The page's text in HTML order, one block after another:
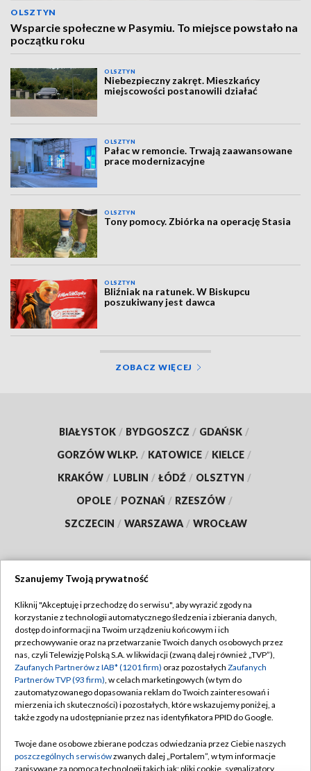
OLSZTYN
Wsparcie społeczne w Pasymiu. To miejsce powstało na
początku roku
OLSZTYN
Niebezpieczny zakręt. Mieszkańcy
miejscowości postanowili działać
OLSZTYN
Pałac w remoncie. Trwają zaawansowane
prace modernizacyjne
OLSZTYN
Tony pomocy. Zbiórka na operację Stasia
OLSZTYN
Bliźniak na ratunek. W Biskupcu
poszukiwany jest dawca
ZOBACZ WIĘCEJ
BIAŁYSTOK / BYDGOSZCZ / GDAŃSK /
GORZÓW WLKP. / KATOWICE / KIELCE /
KRAKÓW / LUBLIN / ŁÓDŹ / OLSZTYN /
OPOLE / POZNAŃ / RZESZÓW /
SZCZECIN / WARSZAWA / WROCŁAW
TVP
Abonament TVP
Emisja w TVP
Centrum informacji TVP
Naziemna Telewizja Cyfrowa
Rada Programowa
Regulamin TVP
Polityka prywatności
Moje zgody
Pomoc
Kontakt
Szanujemy Twoją prywatność
Kliknij "Akceptuję i przechodzę do serwisu", aby wyrazić zgody na
korzystanie z technologii automatycznego śledzenia i zbierania danych,
dostęp do informacji na Twoim urządzeniu końcowym i ich
przechowywanie oraz na przetwarzanie Twoich danych osobowych przez
nas, czyli Telewizję Polską S.A. w likwidacji (zwaną dalej również „TVP”),
Zaufanych Partnerów z IAB* (1201 firm) oraz pozostałych Zaufanych
Partnerów TVP (93 firm), w celach marketingowych (w tym do
zautomatyzowanego dopasowania reklam do Twoich zainteresowań i
mierzenia ich skuteczności) i pozostałych, które wskazujemy poniżej, a
także zgody na udostępnianie przez nas identyfikatora PPID do Google.
Twoje dane osobowe zbierane podczas odwiedzania przez Ciebie naszych
poszczególnych serwisówzwanych dalej „Portalem”, w tym informacje
zapisywane za pomocą technologii takich jak: pliki cookie, sygnalizatory